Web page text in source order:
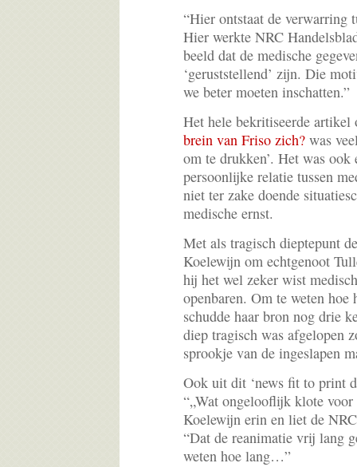
“Hier ontstaat de verwarring
Hier werkte NRC
beeld dat de medische
‘geruststellend’ zijn. Die
we beter moeten inschatten.”
Het hele bekritiseerde
brein van Friso zich? was
om te drukken’. Het was ook
persoonlijke relatie tussen
niet ter zake doende
medische ernst.
Met als tragisch dieptepunt
Koelewijn om echtgenoot
hij het wel zeker wist
openbaren. Om te weten
schudde haar bron nog drie
diep tragisch was afgelopen
sprookje van de ingeslapen
Ook uit dit ‘news fit to print
“„Wat ongelooflijk klote
Koelewijn erin en liet de
“Dat de reanimatie vrij lang
weten hoe lang…”